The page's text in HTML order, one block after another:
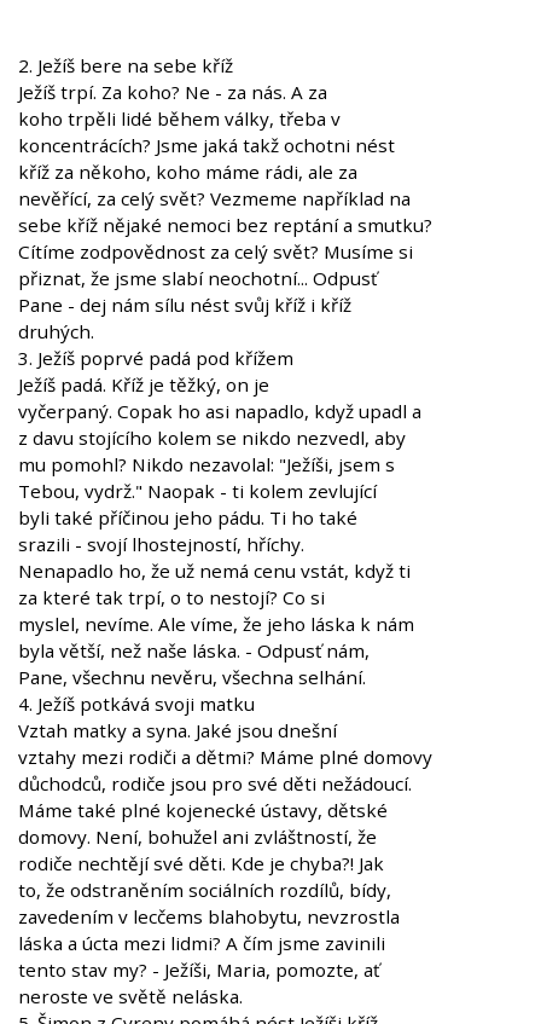
2. Ježíš bere na sebe kříž
Ježíš trpí. Za koho? Ne - za nás. A za
koho trpěli lidé během války, třeba v
koncentrácích? Jsme jaká takž ochotni nést
kříž za někoho, koho máme rádi, ale za
nevěřící, za celý svět? Vezmeme například na
sebe kříž nějaké nemoci bez reptání a smutku?
Cítíme zodpovědnost za celý svět? Musíme si
přiznat, že jsme slabí neochotní... Odpusť
Pane - dej nám sílu nést svůj kříž i kříž
druhých.
3. Ježíš poprvé padá pod křížem
Ježíš padá. Kříž je těžký, on je
vyčerpaný. Copak ho asi napadlo, když upadl a
z davu stojícího kolem se nikdo nezvedl, aby
mu pomohl? Nikdo nezavolal: "Ježíši, jsem s
Tebou, vydrž." Naopak - ti kolem zevlující
byli také příčinou jeho pádu. Ti ho také
srazili - svojí lhostejností, hříchy.
Nenapadlo ho, že už nemá cenu vstát, když ti
za které tak trpí, o to nestojí? Co si
myslel, nevíme. Ale víme, že jeho láska k nám
byla větší, než naše láska. - Odpusť nám,
Pane, všechnu nevěru, všechna selhání.
4. Ježíš potkává svoji matku
Vztah matky a syna. Jaké jsou dnešní
vztahy mezi rodiči a dětmi? Máme plné domovy
důchodců, rodiče jsou pro své děti nežádoucí.
Máme také plné kojenecké ústavy, dětské
domovy. Není, bohužel ani zvláštností, že
rodiče nechtějí své děti. Kde je chyba?! Jak
to, že odstraněním sociálních rozdílů, bídy,
zavedením v lecčems blahobytu, nevzrostla
láska a úcta mezi lidmi? A čím jsme zavinili
tento stav my? - Ježíši, Maria, pomozte, ať
neroste ve světě neláska.